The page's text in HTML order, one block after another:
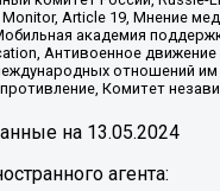
Article 19, Мнение
академия
Антивоенное
отношений
Комитет
на 13.05.2024
агента: